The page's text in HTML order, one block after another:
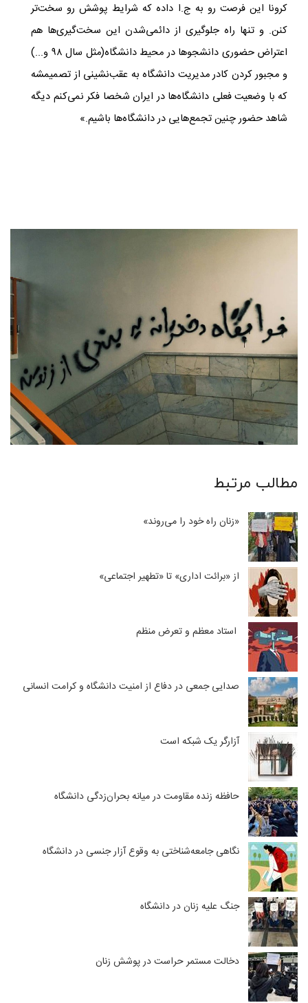
کرونا این فرصت رو به ج.ا داده که شرایط پوشش رو سخت‌تر
کنن. ‏و تنها راه جلوگیری از دائمی‌شدن این سخت‌گیری‌ها هم
اعتراض حضوری دانشجوها در محیط دانشگاه(مثل سال ۹۸ و...)
و مجبور کردن کادر مدیریت دانشگاه به عقب‌نشینی از تصمیمشه
که با وضعیت فعلی دانشگاه‌ها در ایران شخصا فکر نمی‌کنم دیگه
شاهد حضور چنین تجمع‌هایی در دانشگاه‌ها باشیم.»
مطالب مرتبط
«زنان راه خود را می‌روند»
از «برائت اداری» تا «تطهیر اجتماعی»
استاد معظم و تعرض منظم
صدایی جمعی در دفاع از امنیت دانشگاه و کرامت انسانی
آزارگر یک شبکه است
حافظه زنده مقاومت در میانه بحران‌‌زدگی دانشگاه
نگاهی جامعه‌شناختی به وقوع آزار جنسی در دانشگاه
جنگ علیه زنان در دانشگاه
دخالت مستمر حراست در پوشش زنان